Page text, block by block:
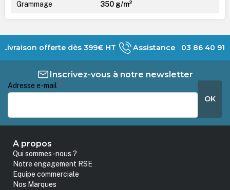
Grammage 350 g/m²
Livraison offerte dès 399€ HT Assistance 03 86 40 91
Inscrivez-vous à notre newsletter
Adresse e-mail *
OK
A propos
Qui sommes-nous ?
Notre engagement RSE
Equipe commerciale
Nos Marques